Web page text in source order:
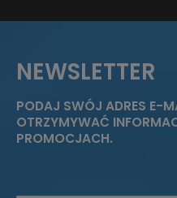
NEWSLETTER
PODAJ SWÓJ ADRES E-
OTRZYMYWAĆ
PROMOCJACH.